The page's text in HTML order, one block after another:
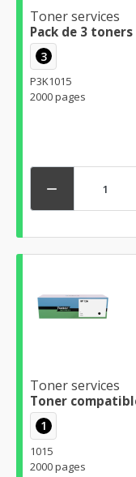
Toner services
Pack de 3
3
P3K1015
2000 pages

Toner services
Toner
1
1015
2000 pages